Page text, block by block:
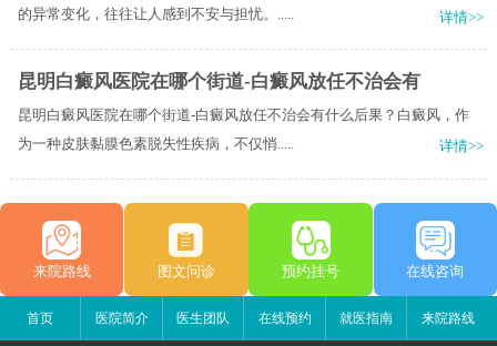
的异常变化，往往让人感到不安与担忧。.....
详情>>
昆明白癜风医院在哪个街道-白癜风放任不治会有
昆明白癜风医院在哪个街道-白癜风放任不治会有什么后果？白癜风，作
为一种皮肤黏膜色素脱失性疾病，不仅悄.....
详情>>
来院路线 图文问诊 预约挂号 在线咨询
首页 医院简介 医生团队 在线预约 就医指南 来院路线